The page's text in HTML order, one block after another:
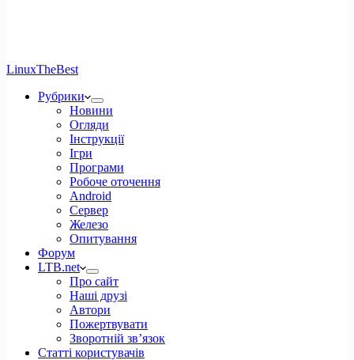
LinuxTheBest
Рубрики
Новини
Огляди
Інструкції
Ігри
Програми
Робоче оточення
Android
Сервер
Железо
Опитування
Форум
LTB.net
Про сайт
Наші друзі
Автори
Пожертвувати
Зворотній зв’язок
Статті користувачів